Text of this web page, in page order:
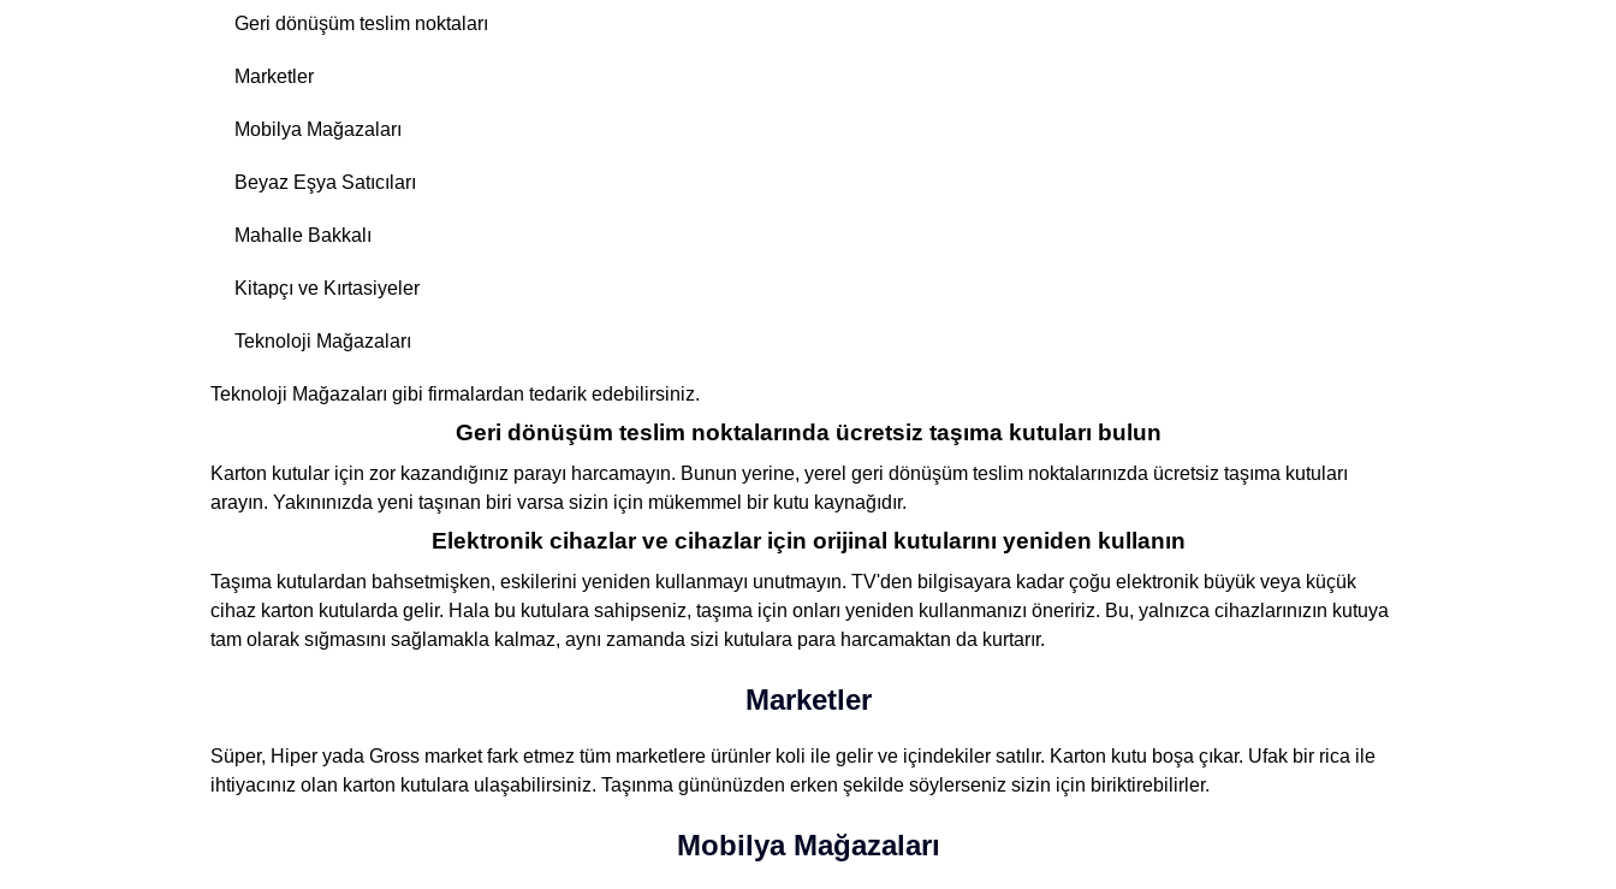
Geri dönüşüm teslim noktaları
Marketler
Mobilya Mağazaları
Beyaz Eşya Satıcıları
Mahalle Bakkalı
Kitapçı ve Kırtasiyeler
Teknoloji Mağazaları
Teknoloji Mağazaları gibi firmalardan tedarik edebilirsiniz.
Geri dönüşüm teslim noktalarında ücretsiz taşıma kutuları bulun
Karton kutular için zor kazandığınız parayı harcamayın. Bunun yerine, yerel geri dönüşüm teslim noktalarınızda ücretsiz taşıma kutuları
arayın. Yakınınızda yeni taşınan biri varsa sizin için mükemmel bir kutu kaynağıdır.
Elektronik cihazlar ve cihazlar için orijinal kutularını yeniden kullanın
Taşıma kutulardan bahsetmişken, eskilerini yeniden kullanmayı unutmayın. TV'den bilgisayara kadar çoğu elektronik büyük veya küçük
cihaz karton kutularda gelir. Hala bu kutulara sahipseniz, taşıma için onları yeniden kullanmanızı öneririz. Bu, yalnızca cihazlarınızın kutuya
tam olarak sığmasını sağlamakla kalmaz, aynı zamanda sizi kutulara para harcamaktan da kurtarır.
Marketler
Süper, Hiper yada Gross market fark etmez tüm marketlere ürünler koli ile gelir ve içindekiler satılır. Karton kutu boşa çıkar. Ufak bir rica ile
ihtiyacınız olan karton kutulara ulaşabilirsiniz. Taşınma gününüzden erken şekilde söylerseniz sizin için biriktirebilirler.
Mobilya Mağazaları